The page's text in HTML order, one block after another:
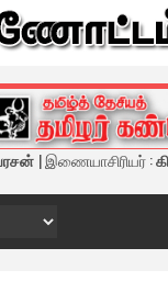
- இணைய
| இணையாசிரியர் :